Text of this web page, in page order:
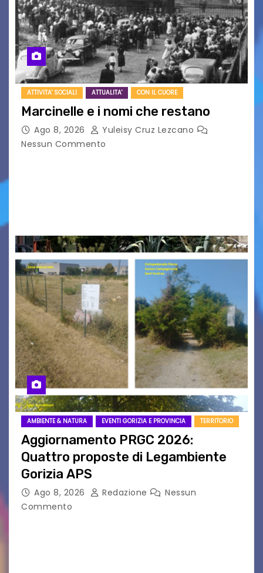
ATTIVITA' SOCIALI ATTUALITA' CON IL CUORE
Marcinelle e i nomi che restano
Ago 8, 2026
Yuleisy Cruz Lezcano
Nessun Commento
AMBIENTE & NATURA EVENTI GORIZIA E PROVINCIA TERRITORIO
Aggiornamento PRGC 2026:
Quattro proposte di Legambiente
Gorizia APS
Ago 8, 2026 Redazione
Nessun
Commento